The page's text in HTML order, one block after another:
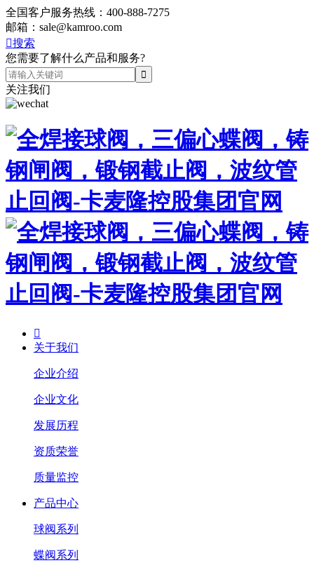
全国客户服务热线： 400-888-7275
邮箱： sale@kamroo.com
搜索
您需要了解什么产品和服务?
关注我们

关于我们
企业介绍
企业文化
发展历程
资质荣誉
质量监控
产品中心
球阀系列
蝶阀系列